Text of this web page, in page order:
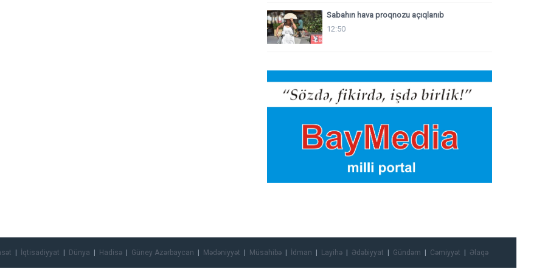
Sabahın hava proqnozu açıqlanıb
12:50
İqtisadiyyat Dünya Hadisə Güney Azərbaycan Mədəniyyət Müsahibə İdman Layihə Ədəbiyyat Gündəm Cəmiyyət Əlaqə